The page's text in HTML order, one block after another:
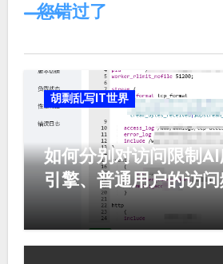
您错过了
胡剽乱写IT世界
如何分别对访问限制
引擎、普通用户的访